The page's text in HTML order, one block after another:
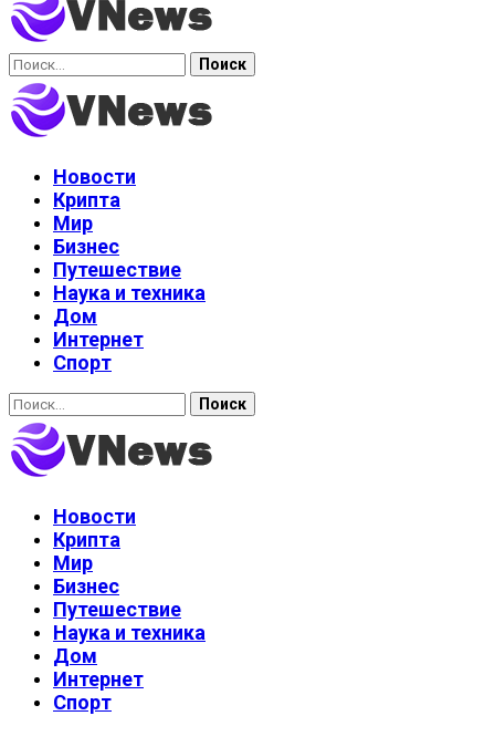
Найти:
Новости
Крипта
Мир
Бизнес
Путешествие
Наука и техника
Дом
Интернет
Спорт
Найти:
Новости
Крипта
Мир
Бизнес
Путешествие
Наука и техника
Дом
Интернет
Спорт